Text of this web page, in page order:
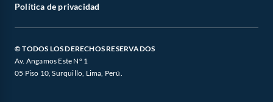
Política de privacidad
© TODOS LOS DERECHOS RESERVADOS
Av. Angamos Este N° 1
05 Piso 10, Surquillo, Lima, Perú.